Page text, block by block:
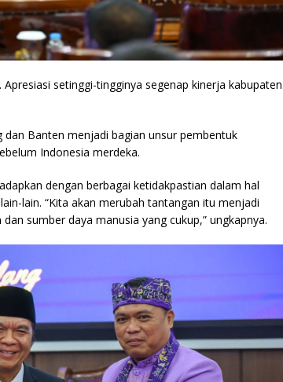
setinggi-tingginya segenap kinerja kabupaten
Banten menjadi bagian unsur pembentuk
Indonesia merdeka.
dengan berbagai ketidakpastian dalam hal
lain. “Kita akan merubah tantangan itu menjadi
sumber daya manusia yang cukup,” ungkapnya.